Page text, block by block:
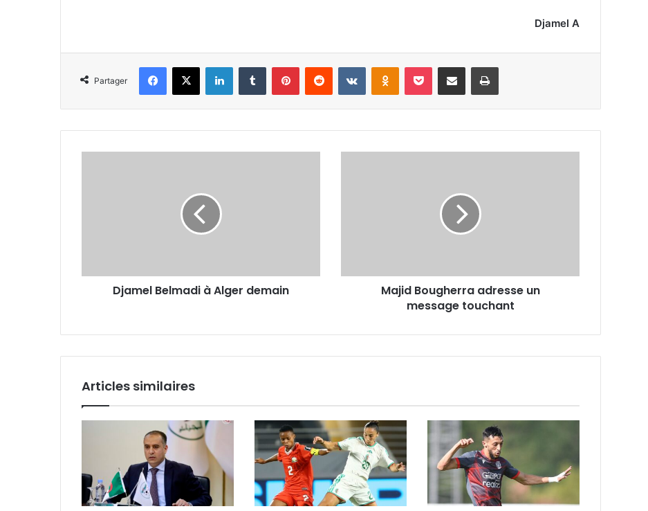
Djamel A
Partager
Facebook
X LinkedinTumblr PinterestReddit VKontakteOdnoklassniki
Pocket Partager par email Imprimer
Djamel Belmadi à Alger demain
Majid Bougherra adresse un
message touchant
Articles similaires